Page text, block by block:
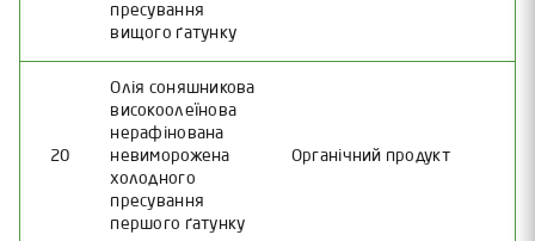
пресування
вищого ґатунку
20
Олія соняшникова
високоолеїнова
нерафінована
невиморожена
холодного
пресування
першого ґатунку
Органічний продукт